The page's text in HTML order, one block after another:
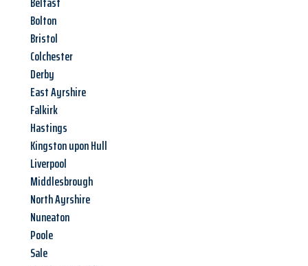
Bolton
Bristol
Colchester
Derby
East Ayrshire
Falkirk
Hastings
Kingston upon Hull
Liverpool
Middlesbrough
North Ayrshire
Nuneaton
Poole
Sale